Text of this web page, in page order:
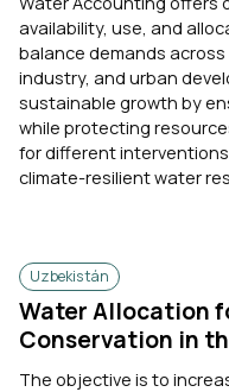
availability, use, and
balance demands
industry, and urban
sustainable growth by
while protecting
for different
climate-resilient water
Uzbekistán
Water Allocation
Conservation in
The objective is to